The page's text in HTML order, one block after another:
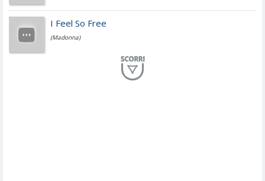
Simone Cristicchi
I Feel So Free
(Madonna)